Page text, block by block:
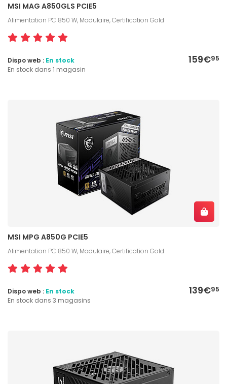
MSI MAG A850GLS PCIE5
Alimentation PC 850 W, Modulaire, Certification Gold
159€95
Dispo web : En stock
En stock dans 1 magasin
MSI MPG A850G PCIE5
Alimentation PC 850 W, Modulaire, Certification Gold
139€95
Dispo web : En stock
En stock dans 3 magasins